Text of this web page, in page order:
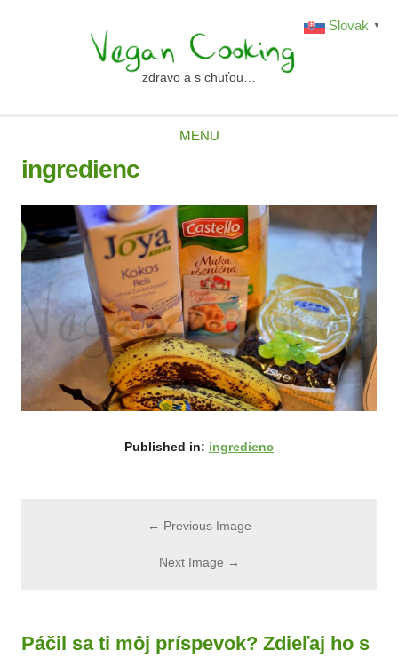
vegancooking.skzdravo a s chuťou…
MENU
ingredienc
Published in: ingredienc
← Previous Image
Next Image →
Páčil sa ti môj príspevok? Zdieľaj ho s
Slovak ▼